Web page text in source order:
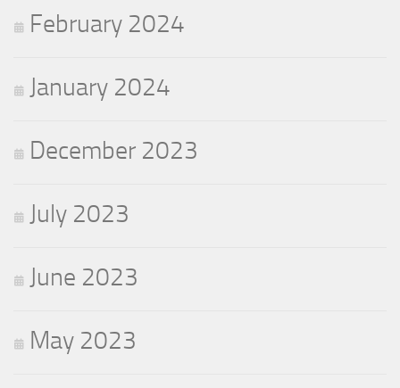
February 2024
January 2024
December 2023
July 2023
June 2023
May 2023